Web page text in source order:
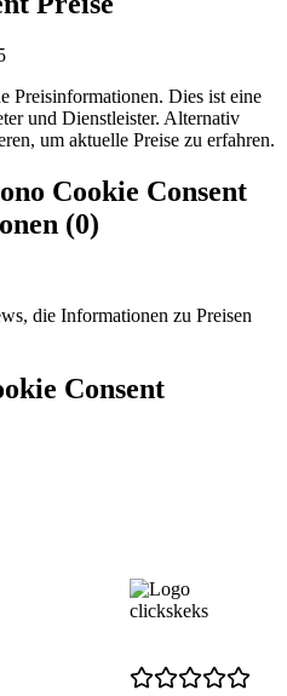
Preisinformationen. Dies ist eine
und Dienstleister. Alternativ
um aktuelle Preise zu erfahren.
Cookie Consent
(0)
die Informationen zu Preisen
Consent
clickskeks